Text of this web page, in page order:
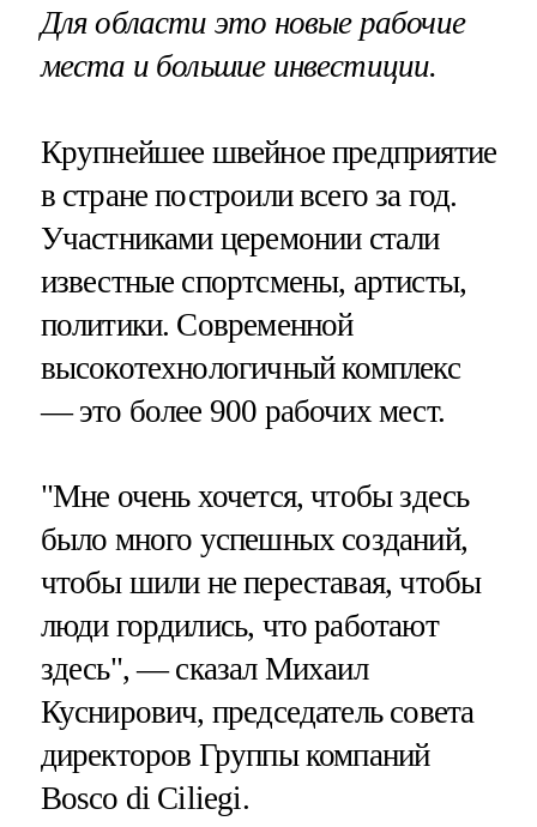
Для области это новые рабочие
места и большие инвестиции.
Крупнейшее швейное предприятие
в стране построили всего за год.
Участниками церемонии стали
известные спортсмены, артисты,
политики. Современной
высокотехнологичный комплекс
— это более 900 рабочих мест.
"Мне очень хочется, чтобы здесь
было много успешных созданий,
чтобы шили не переставая, чтобы
люди гордились, что работают
здесь", — сказал Михаил
Куснирович, председатель совета
директоров Группы компаний
Bosco di Ciliegi.